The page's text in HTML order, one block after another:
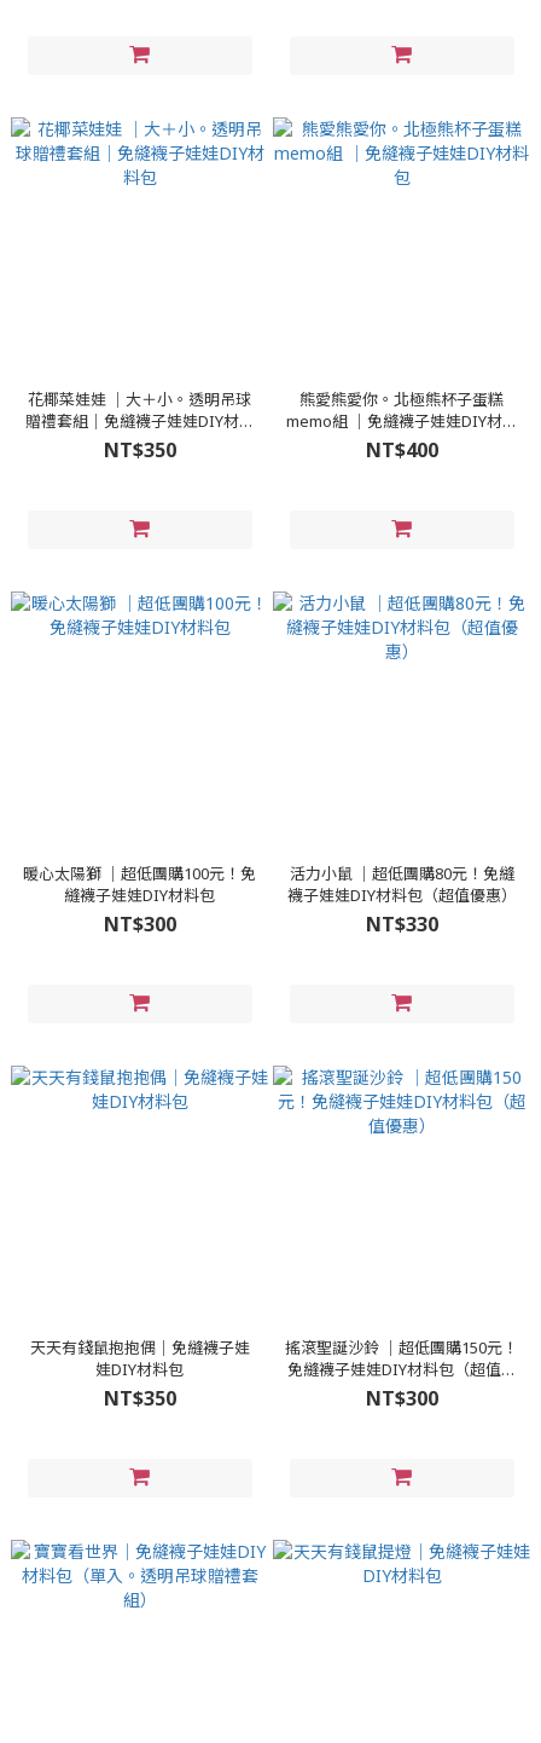
花椰菜娃娃 │大＋小。透明吊球
贈禮套組│免縫襪子娃娃DIY材料
包
NT$350
熊愛熊愛你。北極熊杯子蛋糕
memo組 │免縫襪子娃娃DIY材料
包
NT$400
暖心太陽獅 │超低團購100元！免
縫襪子娃娃DIY材料包
NT$300
活力小鼠 │超低團購80元！免縫
襪子娃娃DIY材料包（超值優惠）
NT$330
天天有錢鼠抱抱偶│免縫襪子娃
娃DIY材料包
NT$350
搖滾聖誕沙鈴 │超低團購150元！
免縫襪子娃娃DIY材料包（超值優
惠）
NT$300